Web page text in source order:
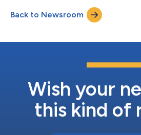
Studie ESSENTIAL bei COVID-19-
Intensivstation unter akuter Atemnot
im Rahmen der Aufforderung zur
Back to Newsroom
Wish your
this kind of